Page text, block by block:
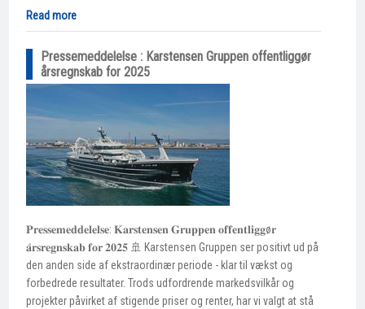
Read more
Pressemeddelelse : Karstensen Gruppen offentliggør
årsregnskab for 2025
𝐏𝐫𝐞𝐬𝐬𝐞𝐦𝐞𝐝𝐝𝐞𝐥𝐞𝐥𝐬𝐞: 𝐊𝐚𝐫𝐬𝐭𝐞𝐧𝐬𝐞𝐧 𝐆𝐫𝐮𝐩𝐩𝐞𝐧 𝐨𝐟𝐟𝐞𝐧𝐭𝐥𝐢𝐠𝐠ø𝐫
𝐚̊𝐫𝐬𝐫𝐞𝐠𝐧𝐬𝐤𝐚𝐛 𝐟𝐨𝐫 𝟐𝟎𝟐𝟓 🚢 Karstensen Gruppen ser positivt ud på
den anden side af ekstraordinær periode - klar til vækst og
forbedrede resultater. Trods udfordrende markedsvilkår og
projekter påvirket af stigende priser og renter, har vi valgt at stå